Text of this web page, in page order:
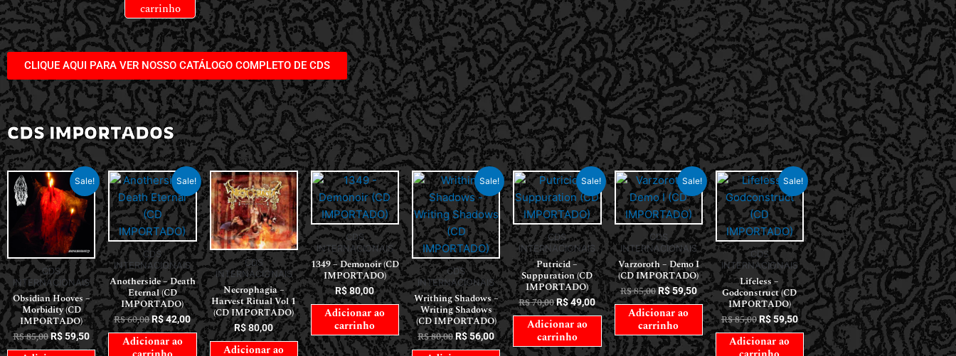
carrinho
CLIQUE AQUI PARA VER NOSSO CATÁLOGO COMPLETO DE CDS
CDS IMPORTADOS
Sale!
CDS
INTERNACIONAIS
Obsidian Hooves –
Morbidity (CD
IMPORTADO)
R$85,00R$59,50
Sale!
CDS
INTERNACIONAIS
Anotherside – Death
Eternal (CD
IMPORTADO)
R$60,00R$42,00
Adicionar ao
CDS
INTERNACIONAIS
Necrophagia –
Harvest Ritual Vol 1
(CD IMPORTADO)
R$80,00
Adicionar ao
CDS
INTERNACIONAIS
1349 – Demonoir (CD
IMPORTADO)
R$80,00
Adicionar ao
carrinho
Sale!
CDS
INTERNACIONAIS
Writhing Shadows –
Writing Shadows
(CD IMPORTADO)
R$80,00R$56,00
Sale!
CDS
INTERNACIONAIS
Putricid –
Suppuration (CD
IMPORTADO)
R$70,00R$49,00
Adicionar ao
carrinho
Sale!
CDS
INTERNACIONAIS
Varzoroth – Demo I
(CD IMPORTADO)
R$85,00 R$59,50
Adicionar ao
carrinho
Sale!
CDS
INTERNACIONAIS
Lifeless –
Godconstruct (CD
IMPORTADO)
R$85,00R$59,50
Adicionar ao